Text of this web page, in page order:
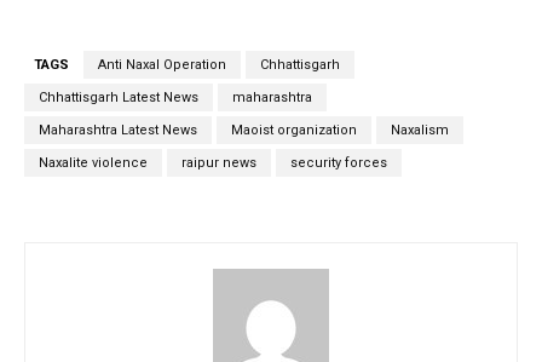
TAGS Anti Naxal Operation Chhattisgarh
Chhattisgarh Latest News maharashtra
Maharashtra Latest News Maoist organization Naxalism
Naxalite violence raipur news security forces